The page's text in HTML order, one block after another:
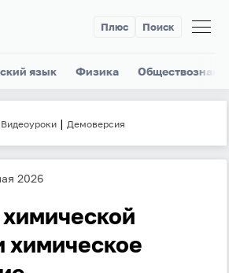
Плюс Поиск
язык Физика
Видеоуроки | Демоверсия
2026
химическое